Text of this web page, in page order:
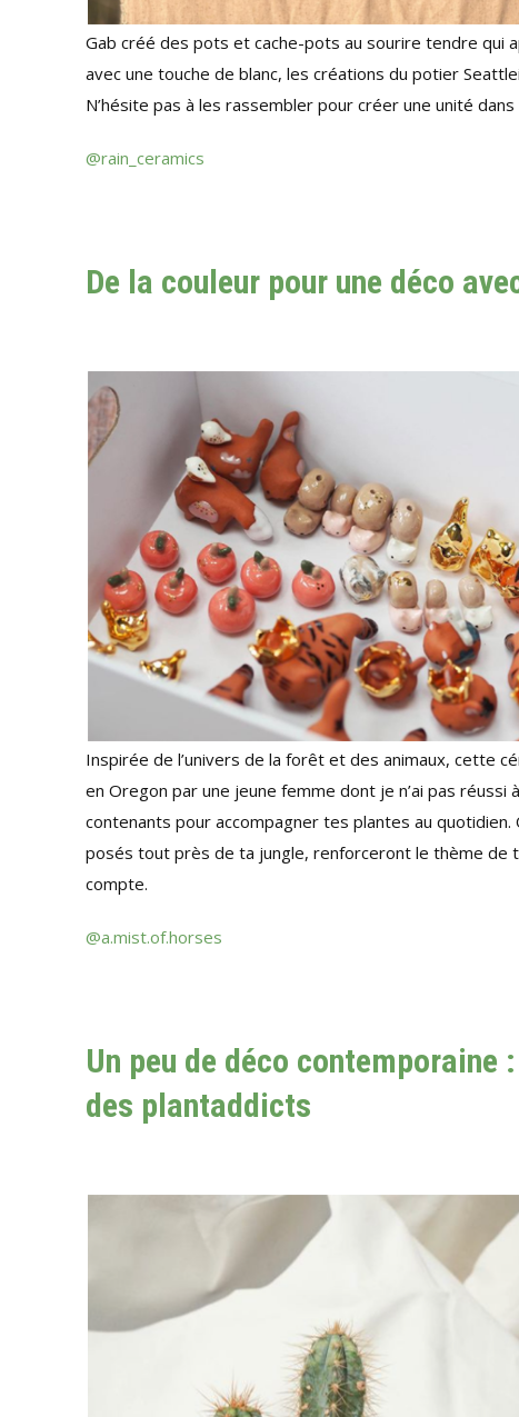
Gab créé des pots et cache-pots au sourire tendre qui
avec une touche de blanc, les créations du potier
N’hésite pas à les rassembler pour créer une unité dans
@rain_ceramics
De la couleur pour une déco
Inspirée de l’univers de la forêt et des animaux, cette
en Oregon par une jeune femme dont je n’ai pas
contenants pour accompagner tes plantes au
posés tout près de ta jungle, renforceront le thème de
compte.
@a.mist.of.horses
Un peu de déco
des plantaddicts